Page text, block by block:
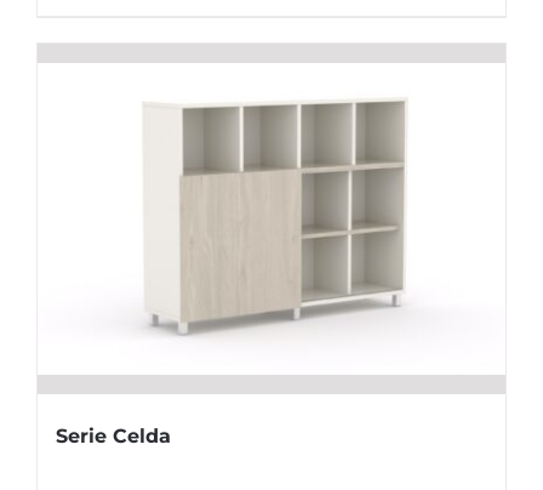
Serie Celda